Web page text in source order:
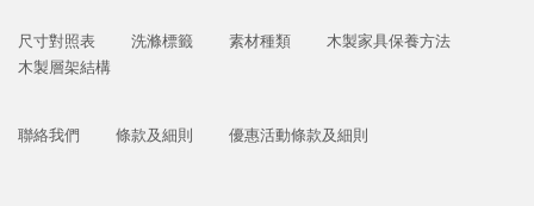
尺寸對照表 洗滌標籤 素材種類
木製家具保養方法
木製層架結構
聯絡我們 條款及細則 優惠活動條款及細則